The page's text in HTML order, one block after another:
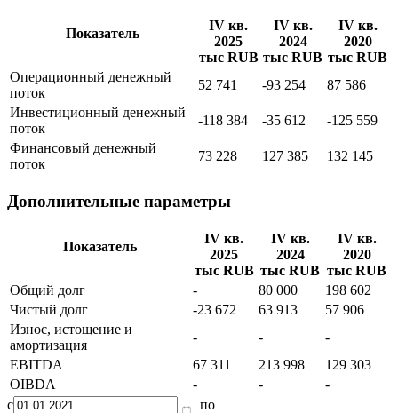
Показатель
IV кв.
2025
тыс RUB
IV кв.
2024
тыс RUB
IV кв.
2020
тыс RUB
Операционный денежный
поток
52 741 -93 254
87 586
Инвестиционный денежный
поток
-118 384 -35 612
-125 559
Финансовый денежный
поток
73 228 127 385 132 145
Дополнительные параметры
Показатель
IV кв.
2025
тыс RUB
IV кв.
2024
тыс RUB
IV кв.
2020
тыс RUB
Общий долг
- 80 000
198 602
Чистый долг
-23 672 63 913
57 906
Износ, истощение и
амортизация
- -
-
EBITDA
67 311 213 998
129 303
OIBDA
- -
-
с
по